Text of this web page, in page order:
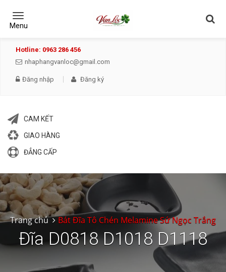
Hotline: 0963 286 456
nhaphangvanloc@gmail.com
Đăng nhập Đăng ký
CAM KẾT
GIAO HÀNG
ĐẲNG CẤP
Toggle
Menu
Trang chủ Bát Đĩa Tô Chén Melamine Sứ Ngọc Trắng
Đĩa D0818 D1018 D1118